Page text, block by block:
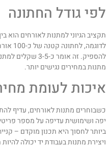
גודל החתונה
להספיק. זה אומר כ-3-
במחירים נגישים יותר.
לעומת מחיר
מתנות לאורחים, עדיף
ושימושית עדיפה על מספר פריטים
לחסוך היא תכנון מוקדם – קנייה
מתנות בעבודת יד יכולה להיות